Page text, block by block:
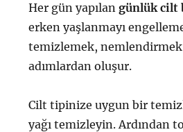
Her gün yapılan günlük cilt
erken yaşlanmayı
temizlemek,
adımlardan oluşur.
Cilt tipinize uygun bir
yağı temizleyin. Ardından